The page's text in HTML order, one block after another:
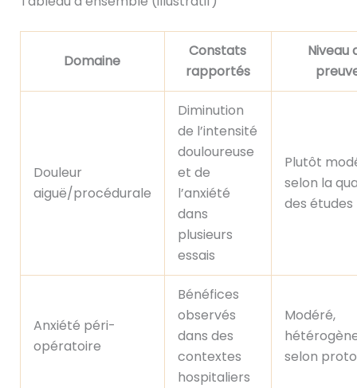
Domaine
Constats
rapportés
Niveau
Douleur
aiguë/procédurale
Diminution
de l’intensité
douloureuse
et de
l’anxiété
dans
plusieurs
essais
Plutôt
selon la
des études
Anxiété péri-
opératoire
Bénéfices
observés
dans des
contextes
hospitaliers
Modéré,
selon